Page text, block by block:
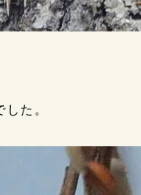
た。